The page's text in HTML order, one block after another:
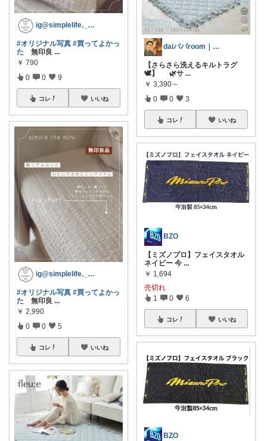
ig@simplelife._.mini
#オリジナル写真 #買ってよかっ
た 無印良 ...
￥ 790
0 0 9
コレ いいね
ig@simplelife._.mini
#オリジナル写真 #買ってよかっ
た 無印良 ...
￥ 2,990
0 0 5
コレ いいね
daiパパroom｜育児×便利グッズ
【さらさら洗えるキルトラグ
🕊️】 🌿サ ...
￥ 3,390～
0 0 3
コレ いいね
BZO
【ミズノプロ】フェイスタオル
ネイビー 今 ...
￥ 1,694
売切れ
1 0 6
コレ いいね
BZO